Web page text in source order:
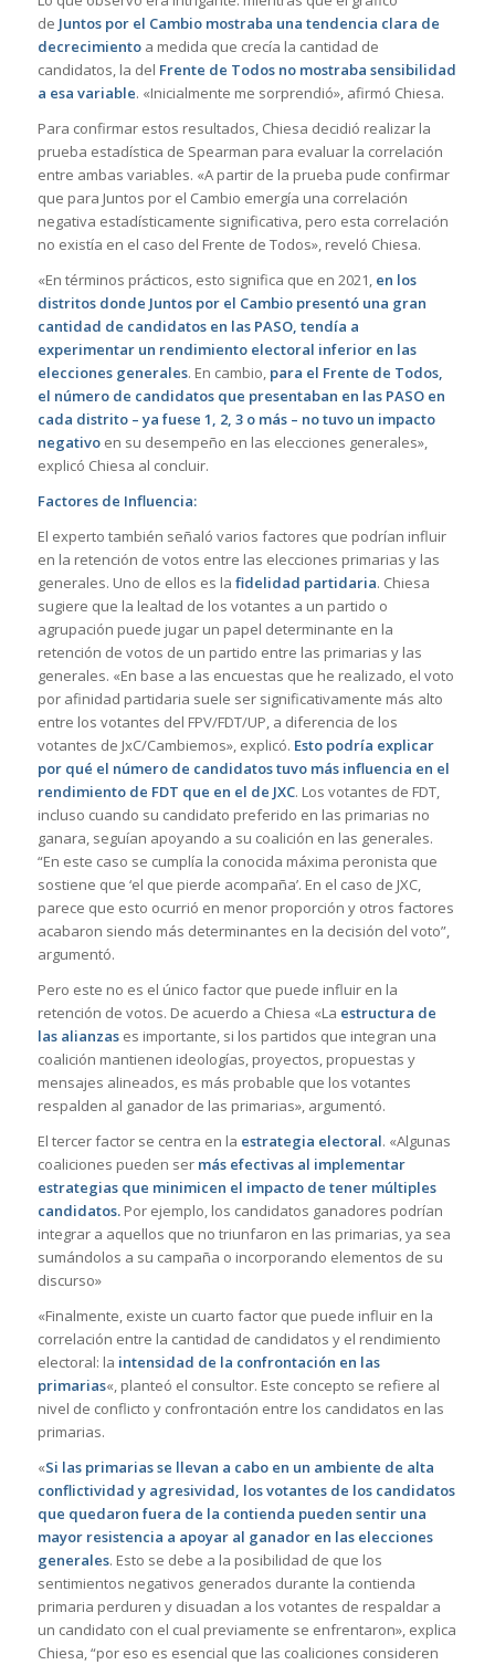
de Juntos por el Cambio mostraba una tendencia clara de
decrecimiento a medida que crecía la cantidad de
candidatos, la del Frente de Todos no mostraba sensibilidad
a esa variable. «Inicialmente me sorprendió», afirmó Chiesa.
Para confirmar estos resultados, Chiesa decidió realizar la
prueba estadística de Spearman para evaluar la correlación
entre ambas variables. «A partir de la prueba pude confirmar
que para Juntos por el Cambio emergía una correlación
negativa estadísticamente significativa, pero esta correlación
no existía en el caso del Frente de Todos», reveló Chiesa.
«En términos prácticos, esto significa que en 2021, en los
distritos donde Juntos por el Cambio presentó una gran
cantidad de candidatos en las PASO, tendía a
experimentar un rendimiento electoral inferior en las
elecciones generales. En cambio, para el Frente de Todos,
el número de candidatos que presentaban en las PASO en
cada distrito – ya fuese 1, 2, 3 o más – no tuvo un impacto
negativo en su desempeño en las elecciones generales»,
explicó Chiesa al concluir.
Factores de Influencia:
El experto también señaló varios factores que podrían influir
en la retención de votos entre las elecciones primarias y las
generales. Uno de ellos es la fidelidad partidaria. Chiesa
sugiere que la lealtad de los votantes a un partido o
agrupación puede jugar un papel determinante en la
retención de votos de un partido entre las primarias y las
generales. «En base a las encuestas que he realizado, el voto
por afinidad partidaria suele ser significativamente más alto
entre los votantes del FPV/FDT/UP, a diferencia de los
votantes de JxC/Cambiemos», explicó. Esto podría explicar
por qué el número de candidatos tuvo más influencia en el
rendimiento de FDT que en el de JXC. Los votantes de FDT,
incluso cuando su candidato preferido en las primarias no
ganara, seguían apoyando a su coalición en las generales.
“En este caso se cumplía la conocida máxima peronista que
sostiene que ‘el que pierde acompaña’. En el caso de JXC,
parece que esto ocurrió en menor proporción y otros factores
acabaron siendo más determinantes en la decisión del voto”,
argumentó.
Pero este no es el único factor que puede influir en la
retención de votos. De acuerdo a Chiesa «La estructura de
las alianzases importante, si los partidos que integran una
coalición mantienen ideologías, proyectos, propuestas y
mensajes alineados, es más probable que los votantes
respalden al ganador de las primarias», argumentó.
El tercer factor se centra en la estrategia electoral. «Algunas
coaliciones pueden ser más efectivas al implementar
estrategias que minimicen el impacto de tener múltiples
candidatos.Por ejemplo, los candidatos ganadores podrían
integrar a aquellos que no triunfaron en las primarias, ya sea
sumándolos a su campaña o incorporando elementos de su
discurso»
«Finalmente, existe un cuarto factor que puede influir en la
correlación entre la cantidad de candidatos y el rendimiento
electoral: la intensidad de la confrontación en las
primarias«, planteó el consultor. Este concepto se refiere al
nivel de conflicto y confrontación entre los candidatos en las
primarias.
«Si las primarias se llevan a cabo en un ambiente de alta
conflictividad y agresividad, los votantes de los candidatos
que quedaron fuera de la contienda pueden sentir una
mayor resistencia a apoyar al ganador en las elecciones
generales. Esto se debe a la posibilidad de que los
sentimientos negativos generados durante la contienda
primaria perduren y disuadan a los votantes de respaldar a
un candidato con el cual previamente se enfrentaron», explica
Chiesa, “por eso es esencial que las coaliciones consideren